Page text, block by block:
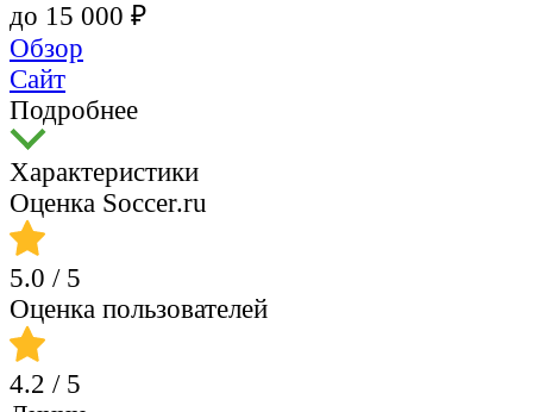
до 15 000 ₽
Обзор
Сайт
Подробнее
Характеристики
Оценка Soccer.ru
5.0 / 5
Оценка пользователей
4.2 / 5